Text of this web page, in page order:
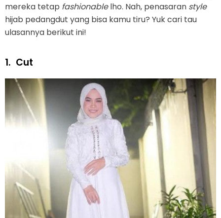
mereka tetap fashionablelho. Nah, penasaran style
hijab pedangdut yang bisa kamu tiru? Yuk cari tau
ulasannya berikut ini!
1. Cut